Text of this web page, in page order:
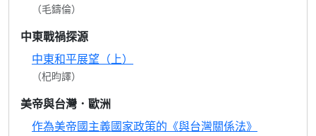
（毛鑄倫）
中東戰禍探源
中東和平展望（上）
（杞昀譯）
美帝與台灣．歐洲
作為美帝國主義國家政策的《與台灣關係法》